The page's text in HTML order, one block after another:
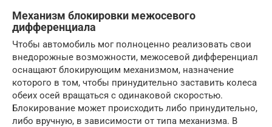
Механизм блокировки межосевого
дифференциала
Чтобы автомобиль мог полноценно реализовать свои
внедорожные возможности, межосевой дифференциал
оснащают блокирующим механизмом, назначение
которого в том, чтобы принудительно заставить колеса
обеих осей вращаться с одинаковой скоростью.
Блокирование может происходить либо принудительно,
либо вручную, в зависимости от типа механизма. В